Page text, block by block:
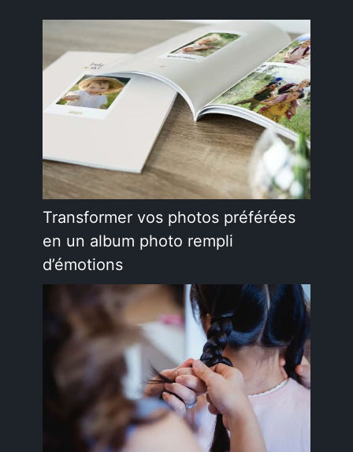
Transformer vos photos préférées
en un album photo rempli
d’émotions